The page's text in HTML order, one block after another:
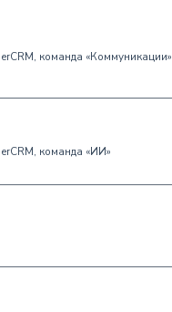
команда «Коммуникации»
команда «ИИ»